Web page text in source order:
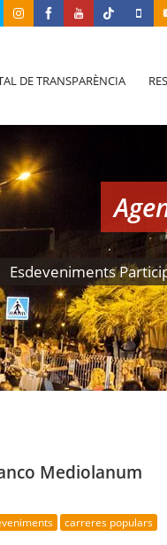
DE TRANSPARÈNCIA
Esdeveniments
Mediolanum
carreres populars